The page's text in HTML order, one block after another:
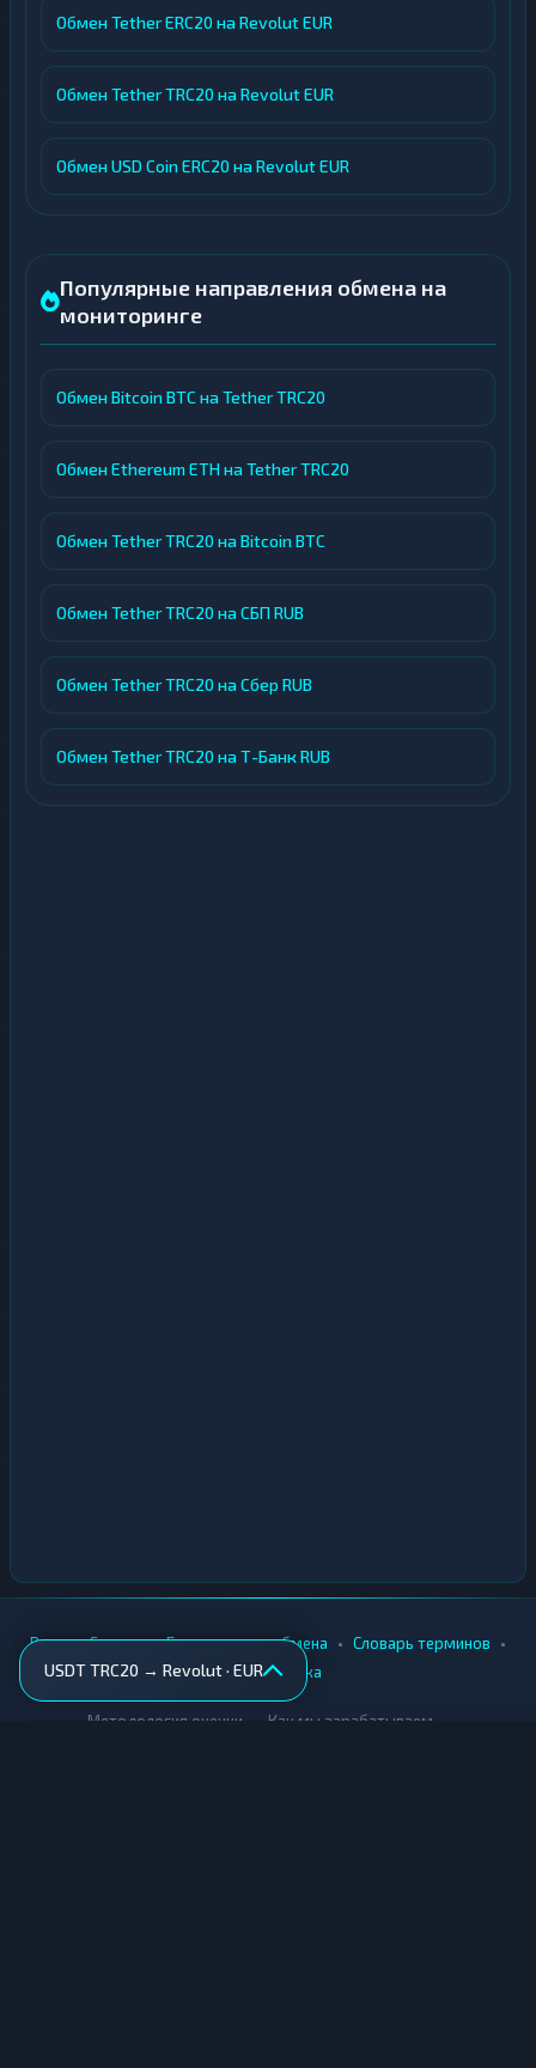
Обмен Tether ERC20 на Revolut EUR
Обмен Tether TRC20 на Revolut EUR
Обмен USD Coin ERC20 на Revolut EUR
Популярные направления обмена на
мониторинге
Обмен Bitcoin BTC на Tether TRC20
Обмен Ethereum ETH на Tether TRC20
Обмен Tether TRC20 на Bitcoin BTC
Обмен Tether TRC20 на СБП RUB
Обмен Tether TRC20 на Сбер RUB
Обмен Tether TRC20 на Т-Банк RUB
USDT TRC20 → Revolut · EUR
Вики • Города • Безопасность обмена • Словарь терминов •
AML-проверка
Методология оценки Как мы зарабатываем